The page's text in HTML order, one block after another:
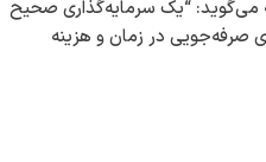
می‌گوید: “یک سرمایه‌گذاری صحیح
صرفه‌جویی در زمان و هزینه